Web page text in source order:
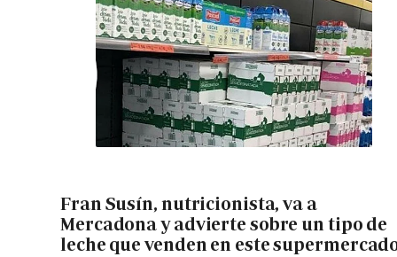
Fran Susín, nutricionista, va a
Mercadona y advierte sobre un tipo de
leche que venden en este